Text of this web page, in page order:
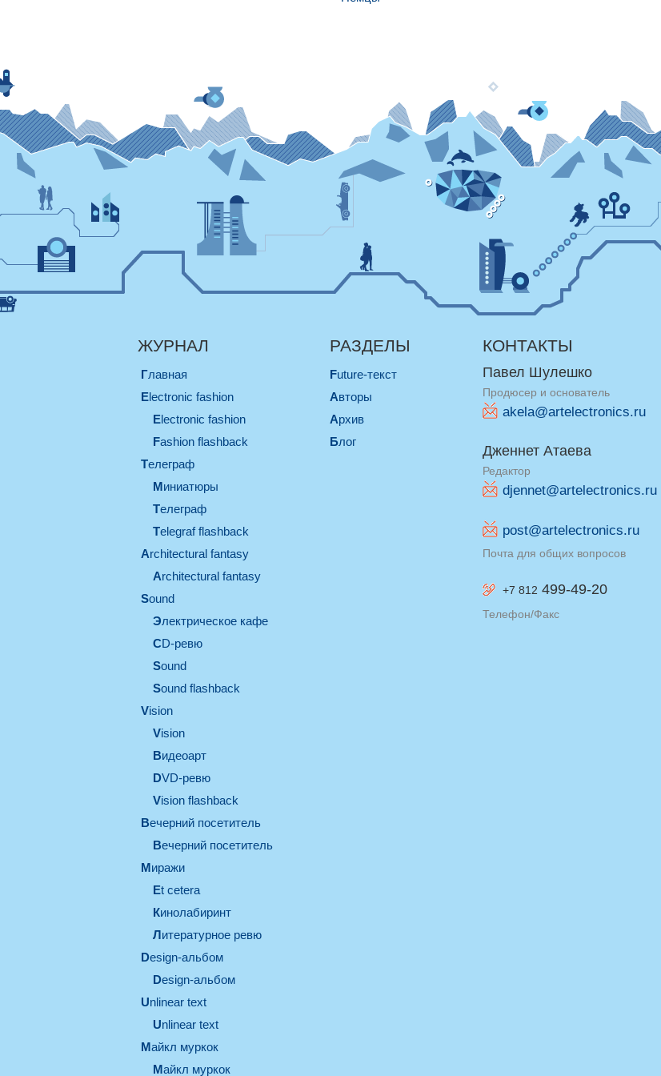
ЖУРНАЛ
Главная
electronic fashion
electronic fashion
Fashion flashback
телеграф
миниатюры
телеграф
Telegraf flashback
architectural fantasy
architectural fantasy
sound
электрическое кафе
CD-ревю
sound
Sound flashback
vision
vision
видеоарт
DVD-ревю
Vision flashback
вечерний посетитель
вечерний посетитель
миражи
et cetera
кинолабиринт
литературное ревю
design-альбом
design-альбом
unlinear text
Unlinear text
майкл муркок
майкл муркок
РАЗДЕЛЫ
Future-текст
Авторы
Архив
Блог
КОНТАКТЫ
Павел Шулешко
Продюсер и основатель
akela@artelectronics.ru
Дженнет Атаева
Редактор
djennet@artelectronics.ru
post@artelectronics.ru
Почта для общих вопросов
+7 812 499-49-20
Телефон/Факс